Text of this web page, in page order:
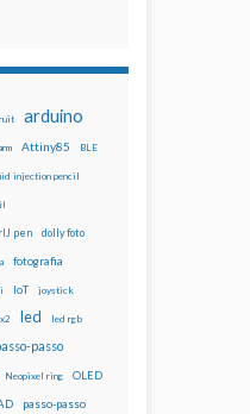
arduino
Attiny85 BLE
injection pencil
pen dolly foto
fotografia
IoT joystick
led led rgb
passo
Neopixel ring OLED
passo-passo